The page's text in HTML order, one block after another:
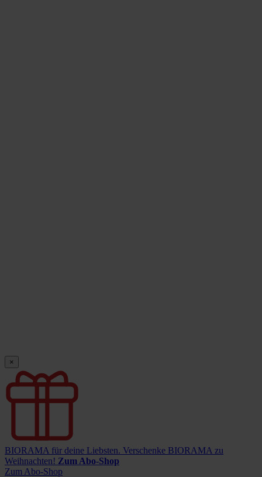
×
BIORAMA für deine Liebsten. Verschenke BIORAMA zu
Weihnachten! Zum Abo-Shop
Zum Abo-Shop